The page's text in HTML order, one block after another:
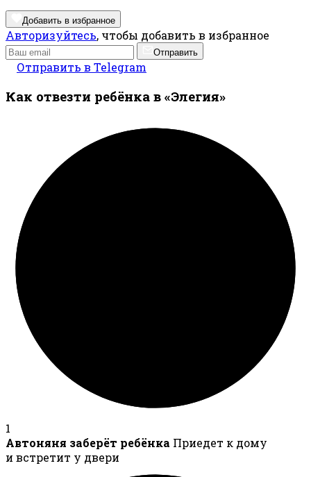
Добавить в избранное
Авторизуйтесь, чтобы добавить в избранное
Отправить
Отправить в Telegram
Как отвезти ребёнка в «Элегия»
1
Автоняня заберёт ребёнка Приедет к дому
и встретит у двери